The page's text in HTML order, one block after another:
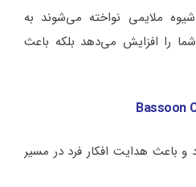
ملایمی نواخته می‌شوند به
را افزایش می‌دهد بلکه باعث
Bassoon
باعث هدایت افکار فرد در مسیر